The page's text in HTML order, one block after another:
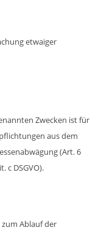
etwaiger
Zwecken ist für
aus dem
(Art. 6
c DSGVO).
Ablauf der